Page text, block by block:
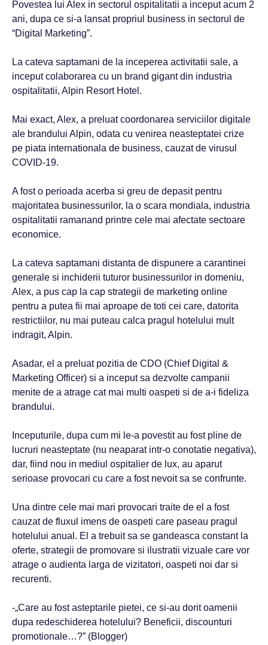
Povestea lui Alex in sectorul ospitalitatii a inceput acum 2
ani, dupa ce si-a lansat propriul business in sectorul de
“Digital Marketing”.
La cateva saptamani de la inceperea activitatii sale, a
inceput colaborarea cu un brand gigant din industria
ospitalitatii, Alpin Resort Hotel.
Mai exact, Alex, a preluat coordonarea serviciilor digitale
ale brandului Alpin, odata cu venirea neasteptatei crize
pe piata internationala de business, cauzat de virusul
COVID-19.
A fost o perioada acerba si greu de depasit pentru
majoritatea businessurilor, la o scara mondiala, industria
ospitalitatii ramanand printre cele mai afectate sectoare
economice.
La cateva saptamani distanta de dispunere a carantinei
generale si inchiderii tuturor businessurilor in domeniu,
Alex, a pus cap la cap strategii de marketing online
pentru a putea fii mai aproape de toti cei care, datorita
restrictiilor, nu mai puteau calca pragul hotelului mult
indragit, Alpin.
Asadar, el a preluat pozitia de CDO (Chief Digital &
Marketing Officer) si a inceput sa dezvolte campanii
menite de a atrage cat mai multi oaspeti si de a-i fideliza
brandului.
Inceputurile, dupa cum mi le-a povestit au fost pline de
lucruri neasteptate (nu neaparat intr-o conotatie negativa),
dar, fiind nou in mediul ospitalier de lux, au aparut
serioase provocari cu care a fost nevoit sa se confrunte.
Una dintre cele mai mari provocari traite de el a fost
cauzat de fluxul imens de oaspeti care paseau pragul
hotelului anual. El a trebuit sa se gandeasca constant la
oferte, strategii de promovare si ilustratii vizuale care vor
atrage o audienta larga de vizitatori, oaspeti noi dar si
recurenti.
-„Care au fost asteptarile pietei, ce si-au dorit oamenii
dupa redeschiderea hotelului? Beneficii, discounturi
promotionale…?” (Blogger)